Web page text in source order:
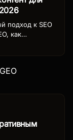
подход к SEO
как
GEO